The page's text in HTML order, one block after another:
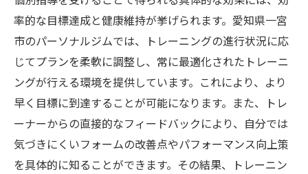
率的な目標達成と健康維持が挙げられます。愛知県一宮
市のパーソナルジムでは、トレーニングの進行状況に応
じてプランを柔軟に調整し、常に最適化されたトレーニ
ングが行える環境を提供しています。これにより、より
早く目標に到達することが可能になります。また、トレ
ーナーからの直接的なフィードバックにより、自分では
気づきにくいフォームの改善点やパフォーマンス向上策
を具体的に知ることができます。その結果、トレーニン